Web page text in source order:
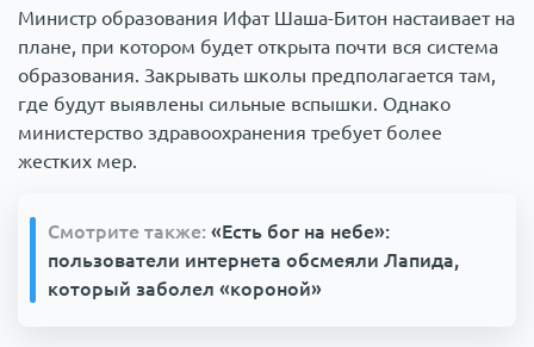
Министр образования Ифат Шаша-Битон настаивает на
плане, при котором будет открыта почти вся система
образования. Закрывать школы предполагается там,
где будут выявлены сильные вспышки. Однако
министерство здравоохранения требует более
жестких мер.
Смотрите также: «Есть бог на небе»:
пользователи интернета обсмеяли Лапида,
который заболел «короной»